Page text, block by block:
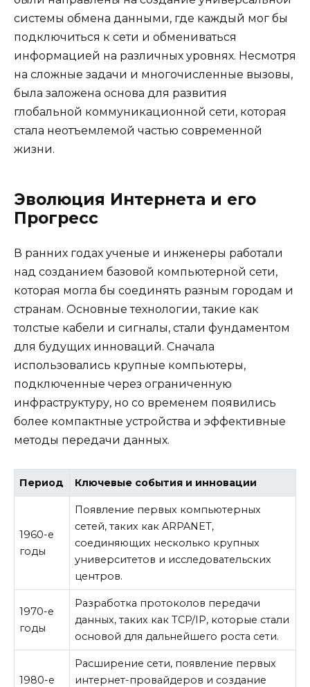
системы обмена данными, где каждый мог бы
подключиться к сети и обмениваться
информацией на различных уровнях. Несмотря
на сложные задачи и многочисленные вызовы,
была заложена основа для развития
глобальной коммуникационной сети, которая
стала неотъемлемой частью современной
жизни.
Эволюция Интернета и его
Прогресс
В ранних годах ученые и инженеры работали
над созданием базовой компьютерной сети,
которая могла бы соединять разным городам и
странам. Основные технологии, такие как
толстые кабели и сигналы, стали фундаментом
для будущих инноваций. Сначала
использовались крупные компьютеры,
подключенные через ограниченную
инфраструктуру, но со временем появились
более компактные устройства и эффективные
методы передачи данных.
Период Ключевые события и инновации
1960-е
годы
Появление первых компьютерных
сетей, таких как ARPANET,
соединяющих несколько крупных
университетов и исследовательских
центров.
1970-е
годы
Разработка протоколов передачи
данных, таких как TCP/IP, которые стали
основой для дальнейшего роста сети.
1980-е
Расширение сети, появление первых
интернет-провайдеров и создание